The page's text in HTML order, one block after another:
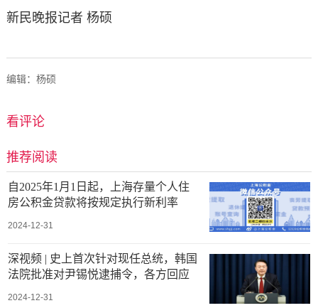
新民晚报记者 杨硕
编辑：杨硕
看评论
推荐阅读
自2025年1月1日起，上海存量个人住
房公积金贷款将按规定执行新利率
2024-12-31
深视频 | 史上首次针对现任总统，韩国
法院批准对尹锡悦逮捕令，各方回应
2024-12-31